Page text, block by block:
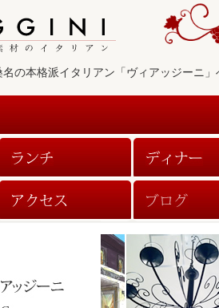
の本格派イタリアン「ヴィアッジーニ」